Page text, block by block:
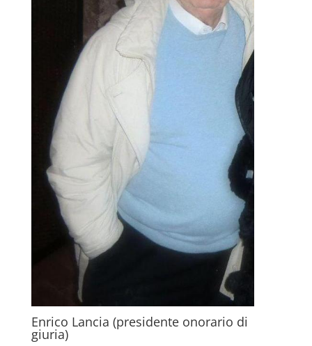
Enrico Lancia (presidente onorario di
giuria)